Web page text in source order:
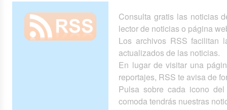
Consulta gratis las noticias
lector de noticias o página
Los archivos RSS facilitan
actualizados de las noticias.
En lugar de visitar una
reportajes, RSS te avisa de
Pulsa sobre cada icono
comoda tendrás nuestras